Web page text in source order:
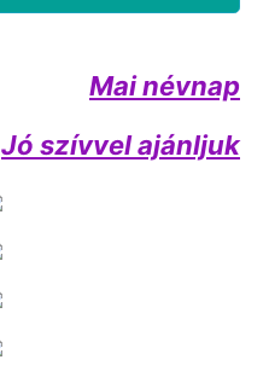
Mai névnap
Jó szívvel ajánljuk